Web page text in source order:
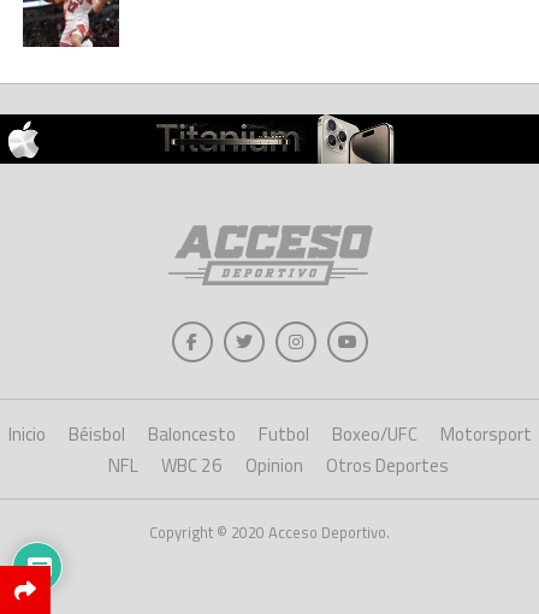
Inicio Béisbol Baloncesto Futbol Boxeo/UFC
Motorsport
NFL
WBC 26 Opinion Otros Deportes
Copyright © 2020 Acceso Deportivo.